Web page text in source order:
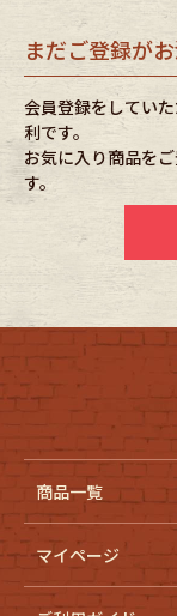
Outer
Fafatt
小
Eye Wear
Accessory
Belt
Keyring
FAFATT
まだご登録が
会員登録をしてい
利です。
お気に入り商品を
す。
商品一覧
マイページ